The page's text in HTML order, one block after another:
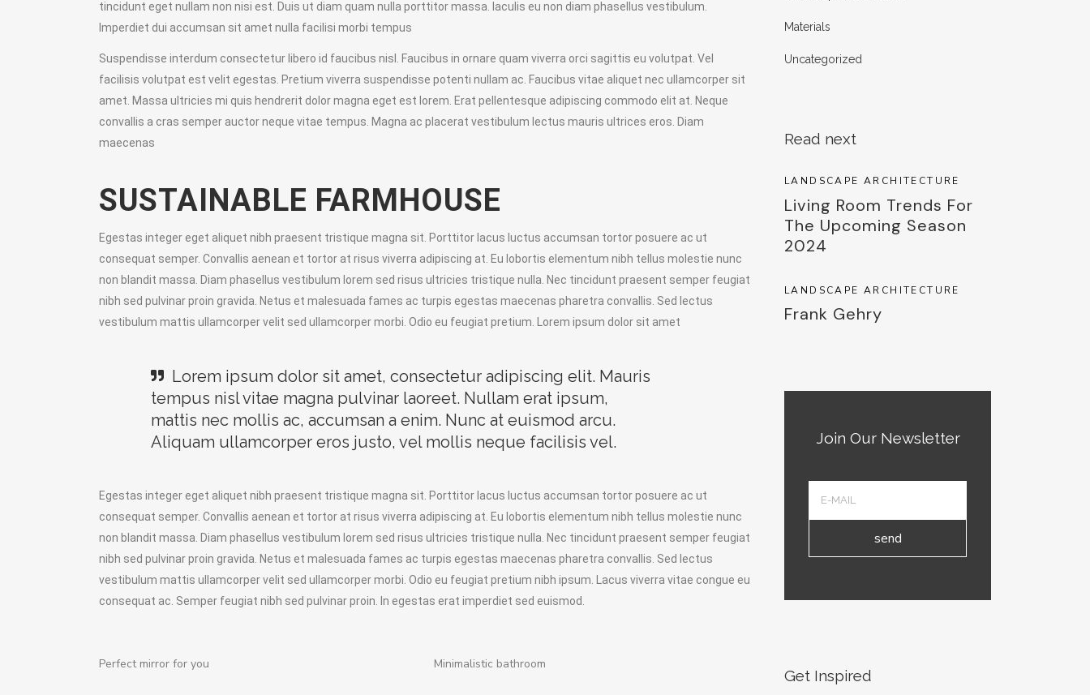
tincidunt eget nullam non nisi est. Duis ut diam quam nulla porttitor massa. Iaculis eu non diam phasellus vestibulum.
Imperdiet dui accumsan sit amet nulla facilisi morbi tempus
Suspendisse interdum consectetur libero id faucibus nisl. Faucibus in ornare quam viverra orci sagittis eu volutpat. Vel
facilisis volutpat est velit egestas. Pretium viverra suspendisse potenti nullam ac. Faucibus vitae aliquet nec ullamcorper sit
amet. Massa ultricies mi quis hendrerit dolor magna eget est lorem. Erat pellentesque adipiscing commodo elit at. Neque
convallis a cras semper auctor neque vitae tempus. Magna ac placerat vestibulum lectus mauris ultrices eros. Diam
maecenas
SUSTAINABLE FARMHOUSE
Egestas integer eget aliquet nibh praesent tristique magna sit. Porttitor lacus luctus accumsan tortor posuere ac ut
consequat semper. Convallis aenean et tortor at risus viverra adipiscing at. Eu lobortis elementum nibh tellus molestie nunc
non blandit massa. Diam phasellus vestibulum lorem sed risus ultricies tristique nulla. Nec tincidunt praesent semper feugiat
nibh sed pulvinar proin gravida. Netus et malesuada fames ac turpis egestas maecenas pharetra convallis. Sed lectus
vestibulum mattis ullamcorper velit sed ullamcorper morbi. Odio eu feugiat pretium. Lorem ipsum dolor sit amet
Lorem ipsum dolor sit amet, consectetur adipiscing elit. Mauris
tempus nisl vitae magna pulvinar laoreet. Nullam erat ipsum,
mattis nec mollis ac, accumsan a enim. Nunc at euismod arcu.
Aliquam ullamcorper eros justo, vel mollis neque facilisis vel.
Egestas integer eget aliquet nibh praesent tristique magna sit. Porttitor lacus luctus accumsan tortor posuere ac ut
consequat semper. Convallis aenean et tortor at risus viverra adipiscing at. Eu lobortis elementum nibh tellus molestie nunc
non blandit massa. Diam phasellus vestibulum lorem sed risus ultricies tristique nulla. Nec tincidunt praesent semper feugiat
nibh sed pulvinar proin gravida. Netus et malesuada fames ac turpis egestas maecenas pharetra convallis. Sed lectus
vestibulum mattis ullamcorper velit sed ullamcorper morbi. Odio eu feugiat pretium nibh ipsum. Lacus viverra vitae congue eu
consequat ac. Semper feugiat nibh sed pulvinar proin. In egestas erat imperdiet sed euismod.
Perfect mirror for you Minimalistic bathroom
Materials
Uncategorized
Read next
LANDSCAPE ARCHITECTURE
Living Room Trends For
The Upcoming Season
2024
LANDSCAPE ARCHITECTURE
Frank Gehry
Join Our Newsletter
send
Get Inspired